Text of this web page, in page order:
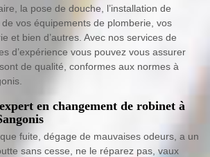
la pose de douche, l’installation de
de vos équipements de plomberie, vos
et bien d’autres. Avec nos services de
d’expérience vous pouvez vous assurer
de qualité, conformes aux normes à
en changement de robinet à
fuite, dégage de mauvaises odeurs, a un
sans cesse, ne le réparez pas, vaux